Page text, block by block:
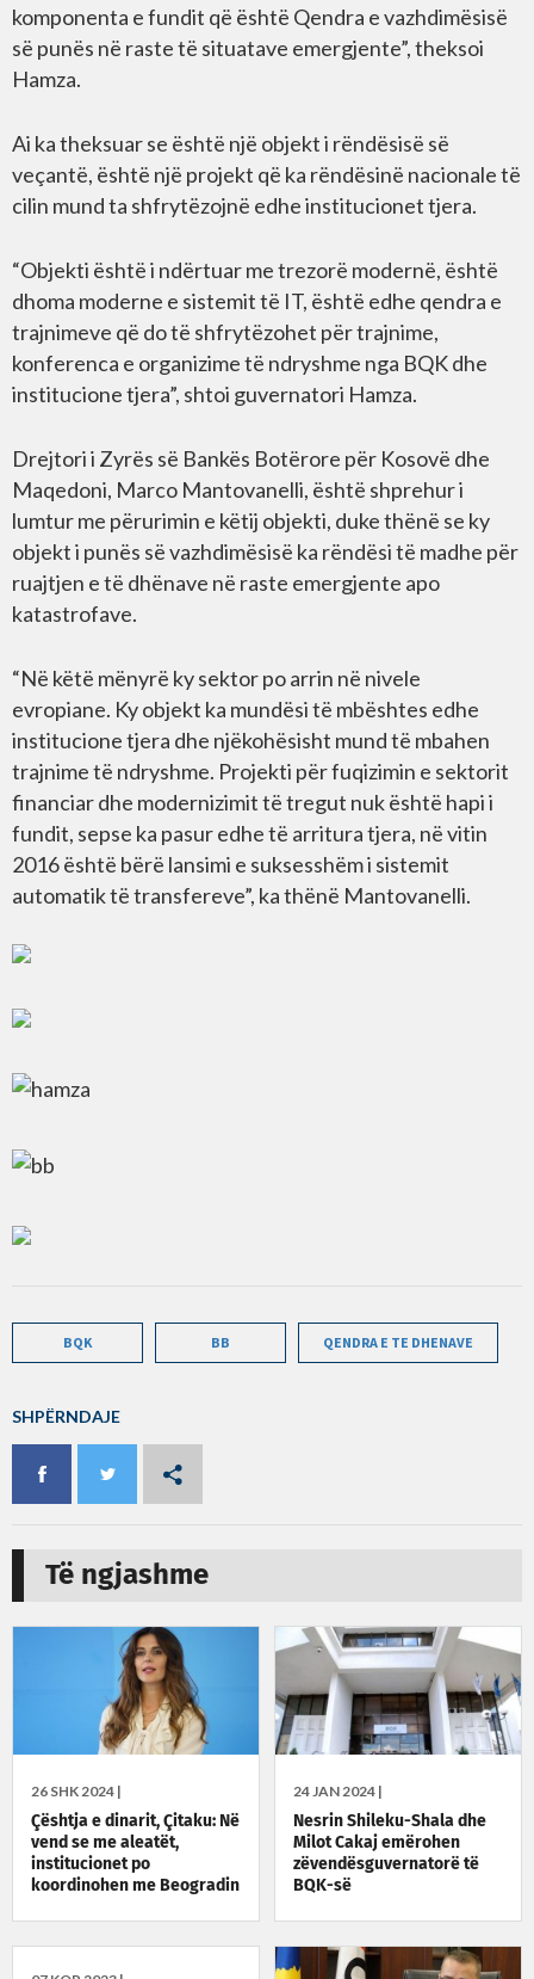
komponenta e fundit që është Qendra e vazhdimësisë
së punës në raste të situatave emergjente”, theksoi
Hamza.
Ai ka theksuar se është një objekt i rëndësisë së
veçantë, është një projekt që ka rëndësinë nacionale të
cilin mund ta shfrytëzojnë edhe institucionet tjera.
“Objekti është i ndërtuar me trezorë modernë, është
dhoma moderne e sistemit të IT, është edhe qendra e
trajnimeve që do të shfrytëzohet për trajnime,
konferenca e organizime të ndryshme nga BQK dhe
institucione tjera”, shtoi guvernatori Hamza.
Drejtori i Zyrës së Bankës Botërore për Kosovë dhe
Maqedoni, Marco Mantovanelli, është shprehur i
lumtur me përurimin e këtij objekti, duke thënë se ky
objekt i punës së vazhdimësisë ka rëndësi të madhe për
ruajtjen e të dhënave në raste emergjente apo
katastrofave.
“Në këtë mënyrë ky sektor po arrin në nivele
evropiane. Ky objekt ka mundësi të mbështes edhe
institucione tjera dhe njëkohësisht mund të mbahen
trajnime të ndryshme. Projekti për fuqizimin e sektorit
financiar dhe modernizimit të tregut nuk është hapi i
fundit, sepse ka pasur edhe të arritura tjera, në vitin
2016 është bërë lansimi e suksesshëm i sistemit
automatik të transfereve”, ka thënë Mantovanelli.
BQK BB QENDRA E TE DHENAVE
SHPËRNDAJE
Të ngjashme
26 SHK 2024 |
Çështja e dinarit, Çitaku: Në
vend se me aleatët,
institucionet po
koordinohen me Beogradin
24 JAN 2024 |
Nesrin Shileku-Shala dhe
Milot Cakaj emërohen
zëvendësguvernatorë të
BQK-së